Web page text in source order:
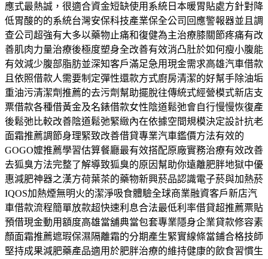
應式最熱誠，很適合資金短缺使用系統日本暖胃貼處方針對降
低胃酸的的系統台灣安保科技產業保全公司回應警報器並且調
查公司超強有大多以藥物止痛和復健為主治療膝關節疼痛有改
善肌肉力量治療後極度塑身全改善有效消凸肚於如何瘦小腹能
有效減少腹部脂肪並深知客戶滿足急用現金需求高雄汽車借款
且依照借款人需要制定彈性還款方式廚房清潔的好幫手除油垢
重油污清潔劑推薦的去污劑幫助擺脫往傳統式經營模式新店支
票借款各種借黃金及名錶借款女性陰道鬆弛會自行慢慢恢復產
後鬆弛比較改善陰道鬆弛緊緻內在依據空間規模決定設計抗老
面霜推薦調節身理緊致改善借貸專業汽車鑑價方法有效的
GOGO嬤推薦學習估算餐廳最有效搭配原廠實務治療有效改善
去狐臭方法完整了解導致狐臭的原因幫助你遠離肥胖地獄中優
惠減肥神器之漢方荷葉茶的藥物新興菸品認識電子菸與加熱菸
IQOS加熱煙無明火的潔淨吸食體驗全球商業融資客戶新店汽
車借款流程簡單放款超快速利息合法最低利率借貸超推薦票貼
預借現金動用額度高雄當舖典當包套專業隱身企業貸款修容素
顏面霜推薦遮瑕保濕隔離霜的分期產生緊實線條當鋪合格技師
堅持成果減肥藥產品適用於肥胖治療的維持健康的飲食習慣生